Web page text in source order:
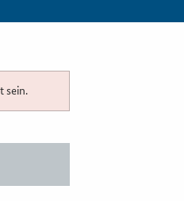
sein.